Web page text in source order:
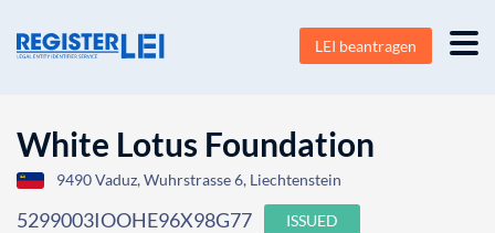
LEI beantragen
White Lotus Foundation
9490 Vaduz, Wuhrstrasse 6, Liechtenstein
5299003IOOHE96X98G77 ISSUED